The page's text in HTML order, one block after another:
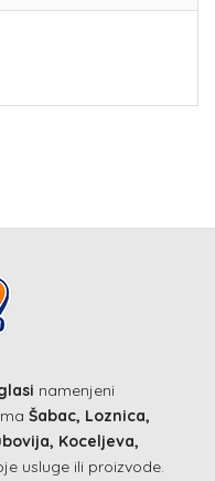
namenjeni
Šabac, Loznica,
Koceljeva,
usluge ili proizvode.